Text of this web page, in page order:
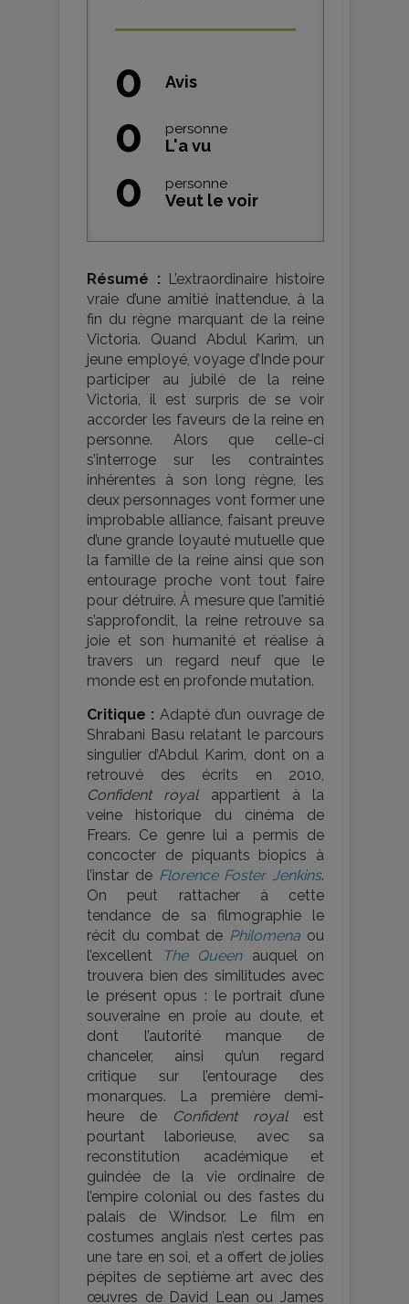
0 Avis
0 personne
L'a vu
0 personne
Veut le voir
Résumé : L’extraordinaire histoire
vraie d’une amitié inattendue, à la
fin du règne marquant de la reine
Victoria. Quand Abdul Karim, un
jeune employé, voyage d’Inde pour
participer au jubilé de la reine
Victoria, il est surpris de se voir
accorder les faveurs de la reine en
personne. Alors que celle-ci
s’interroge sur les contraintes
inhérentes à son long règne, les
deux personnages vont former une
improbable alliance, faisant preuve
d’une grande loyauté mutuelle que
la famille de la reine ainsi que son
entourage proche vont tout faire
pour détruire. À mesure que l’amitié
s’approfondit, la reine retrouve sa
joie et son humanité et réalise à
travers un regard neuf que le
monde est en profonde mutation.
Critique : Adapté d’un ouvrage de
Shrabani Basu relatant le parcours
singulier d’Abdul Karim, dont on a
retrouvé des écrits en 2010,
Confident royalappartient à la
veine historique du cinéma de
Frears. Ce genre lui a permis de
concocter de piquants biopics à
l’instar de Florence Foster Jenkins.
On peut rattacher à cette
tendance de sa filmographie le
récit du combat de Philomena ou
l’excellent
The Queenauquel on
trouvera bien des similitudes avec
le présent opus : le portrait d’une
souveraine en proie au doute, et
dont l’autorité manque de
chanceler, ainsi qu’un regard
critique sur l’entourage des
monarques. La première demi-
heure de
Confident royalest
pourtant laborieuse, avec sa
reconstitution académique et
guindée de la vie ordinaire de
l’empire colonial ou des fastes du
palais de Windsor. Le film en
costumes anglais n’est certes pas
une tare en soi, et a offert de jolies
pépites de septième art avec des
œuvres de David Lean ou James